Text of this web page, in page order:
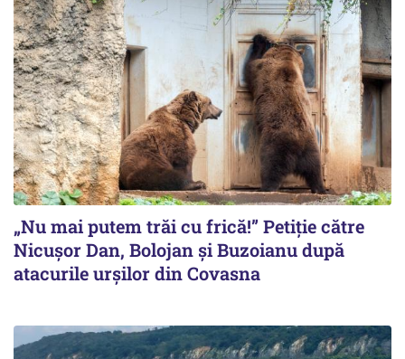
„Nu mai putem trăi cu frică!” Petiție către
Nicușor Dan, Bolojan și Buzoianu după
atacurile urșilor din Covasna